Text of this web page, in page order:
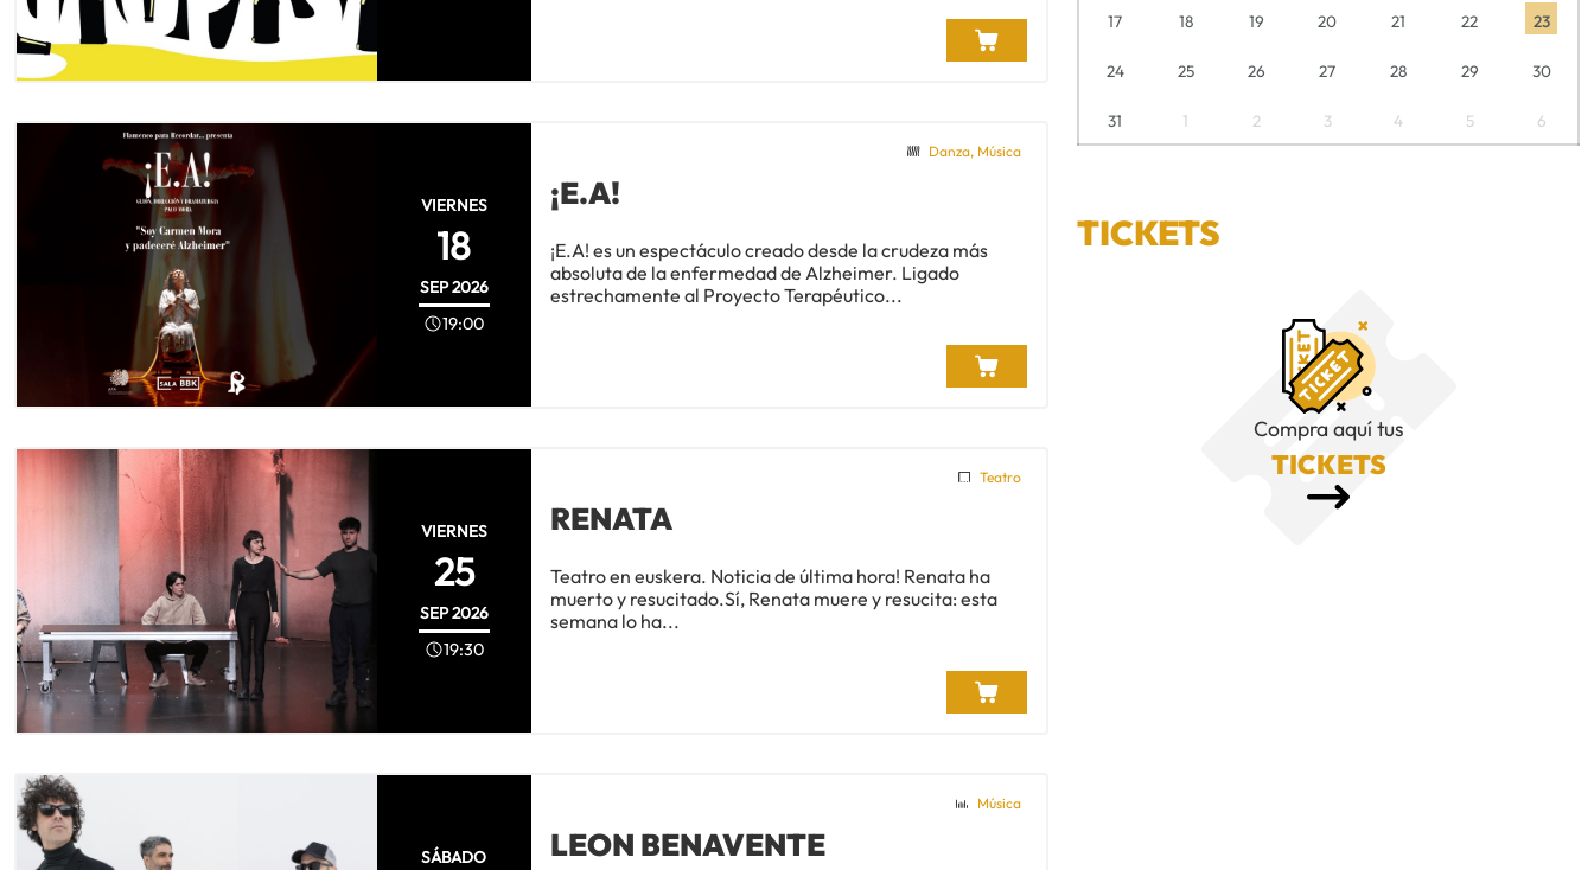
VIERNES
18
SEP2026
19:00
Danza, Música
¡E.A!
¡E.A! es un espectáculo creado desde la crudeza más
absoluta de la enfermedad de Alzheimer. Ligado
estrechamente al Proyecto Terapéutico...
VIERNES
25
SEP2026
19:30
Teatro
RENATA
Teatro en euskera. Noticia de última hora! Renata ha
muerto y resucitado.Sí, Renata muere y resucita: esta
semana lo ha...
SÁBADO
Música
LEON BENAVENTE
17 18 19 20 21 22 23
24 25 26 27 28 29 30
31 1 2 3 4 5 6
TICKETS
Compra aquí tus
TICKETS